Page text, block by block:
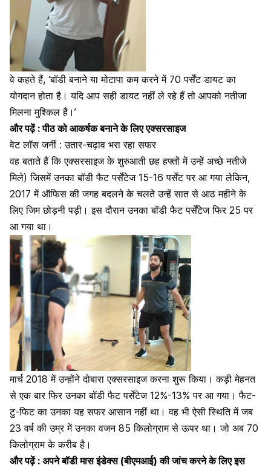
वे कहते हैं, ‘बॉडी बनाने यामोटापा कम करने में70 पर्सेंट डायट का
योगदान होता है। यदि आप सही डायट नहीं ले रहे हैं तो आपको नतीजा
मिलना मुश्किल है।’
और पढ़ें :पीठ को आकर्षक बनाने के लिए एक्सरसाइज
वेट लॉस जर्नी : उतार-चढ़ाव भरा रहा सफर
वह बताते हैं कि एक्सरसाइज के शुरुआती छह हफ्तों में उन्हें अच्छे नतीजे
मिले) जिसमें उनका बॉडी फैट पर्सेंटेज 15-16 पर्सेंट पर आ गया लेकिन,
2017 में ऑफिस की जगह बदलने के चलते उन्हें सात से आठ महीने के
लिए जिम छोड़नी पड़ी। इस दौरान उनका बॉडी फैट पर्सेंटेज फिर 25 पर
आ गया था।
मार्च 2018 में उन्होंने दोबारा एक्सरसाइज करना शुरू किया। कड़ी मेहनत
से एक बार फिर उनका बॉडी फैट पर्सेंटेज 12%-13% पर आ गया। फैट-
टु-फिट का उनका यह सफर आसान नहीं था। वह भी ऐसी स्थिति में जब
23 वर्ष की उम्र में उनका वजन 85 किलोग्राम से ऊपर था। जो अब 70
किलोग्राम के करीब है।
और पढ़ें : अपने बॉडी मास इंडेक्स (बीएमआई) की जांच करने के लिए इस